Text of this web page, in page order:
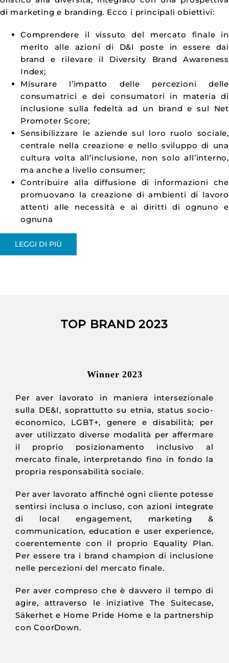
di marketing e branding. Ecco i principali obiettivi:
Comprendere il vissuto del mercato finale in
merito alle azioni di D&I poste in essere dai
brand e rilevare il Diversity Brand Awareness
Index;
Misurare l’impatto delle percezioni delle
consumatrici e dei consumatori in materia di
inclusione sulla fedeltà ad un brand e sul Net
Promoter Score;
Sensibilizzare le aziende sul loro ruolo sociale,
centrale nella creazione e nello sviluppo di una
cultura volta all’inclusione, non solo all’interno,
ma anche a livello consumer;
Contribuire alla diffusione di informazioni che
promuovano la creazione di ambienti di lavoro
attenti alle necessità e ai diritti di ognuno e
ognuna
LEGGI DI PIÙ
TOP BRAND 2023
Winner 2023
Per aver lavorato in maniera intersezionale
sulla DE&I, soprattutto su etnia, status socio-
economico, LGBT+, genere e disabilità; per
aver utilizzato diverse modalità per affermare
il proprio posizionamento inclusivo al
mercato finale, interpretando fino in fondo la
propria responsabilità sociale.
Per aver lavorato affinché ogni cliente potesse
sentirsi inclusa o incluso, con azioni integrate
di local engagement, marketing &
communication, education e user experience,
coerentemente con il proprio Equality Plan.
Per essere tra i brand champion di inclusione
nelle percezioni del mercato finale.
Per aver compreso che è davvero il tempo di
agire, attraverso le iniziative The Suitecase,
Säkerhet e Home Pride Home e la partnership
con CoorDown.